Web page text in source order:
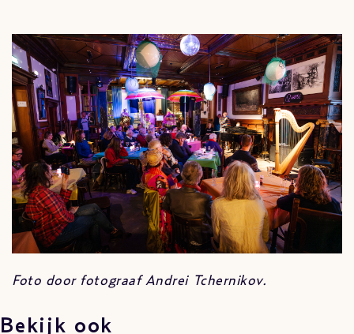
Foto door fotograaf Andrei Tchernikov.
Bekijk ook